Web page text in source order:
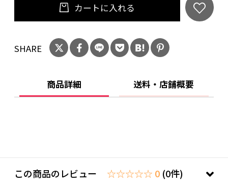
カートに入れる
SHARE
商品詳細 送料・店舗概要
この商品のレビュー ☆☆☆☆☆ 0 (0件)